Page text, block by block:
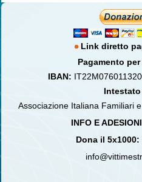
Link diretto
Pagamento
IBAN:
Intestato
Associazione Italiana Familiari
INFO E
Dona il 5x1000: